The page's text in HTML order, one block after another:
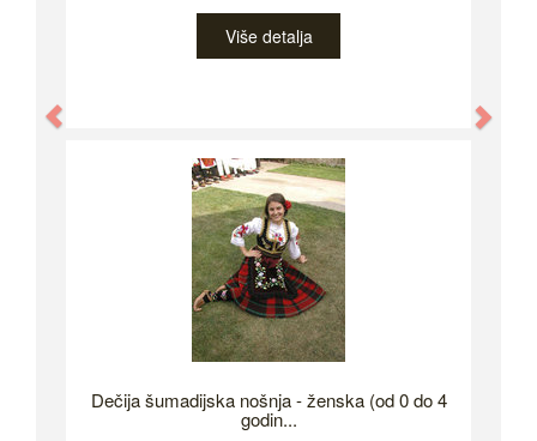
Više detalja
Dečija šumadijska nošnja - ženska (od 0 do 4
godin...